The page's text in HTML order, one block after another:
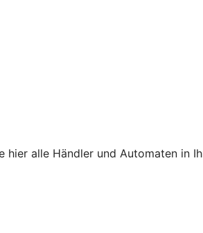
hier alle Händler und Automaten in